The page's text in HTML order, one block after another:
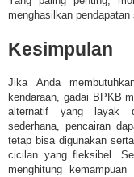
menghasilkan
Kesimpulan
Jika Anda
kendaraan, gadai BPKB
alternatif yang layak
sederhana, pencairan
tetap bisa digunakan
cicilan yang fleksibel.
menghitung